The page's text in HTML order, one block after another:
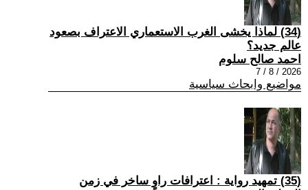
(34) لماذا يخشى الغرب الاستعماري الاعتراف بصعود
عالم جديد؟
احمد صالح سلوم
2026 / 8 / 7
مواضيع وابحاث سياسية
(35) تمهيد رواية : اعترافات راوٍ ساخر في زمن